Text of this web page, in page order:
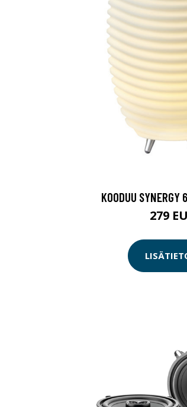
KOODUU SYNERGY
279